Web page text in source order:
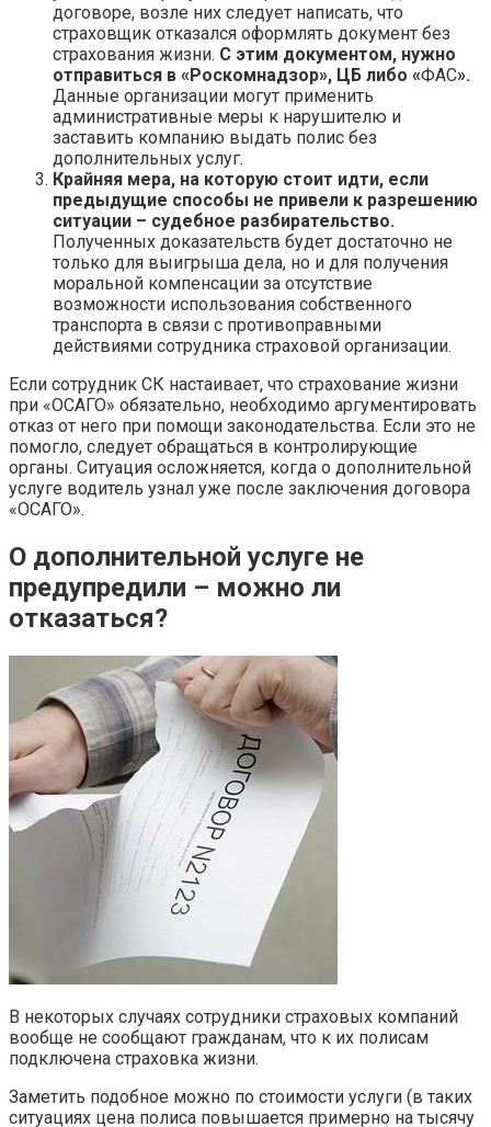
договоре, возле них следует написать, что
страховщик отказался оформлять документ без
страхования жизни. С этим документом, нужно
отправиться в «Роскомнадзор», ЦБ либо «ФАС».
Данные организации могут применить
административные меры к нарушителю и
заставить компанию выдать полис без
дополнительных услуг.
Крайняя мера, на которую стоит идти, если
предыдущие способы не привели к разрешению
ситуации – судебное разбирательство.
Полученных доказательств будет достаточно не
только для выигрыша дела, но и для получения
моральной компенсации за отсутствие
возможности использования собственного
транспорта в связи с противоправными
действиями сотрудника страховой организации.
Если сотрудник СК настаивает, что страхование жизни
при «ОСАГО» обязательно, необходимо аргументировать
отказ от него при помощи законодательства. Если это не
помогло, следует обращаться в контролирующие
органы. Ситуация осложняется, когда о дополнительной
услуге водитель узнал уже после заключения договора
«ОСАГО».
О дополнительной услуге не
предупредили – можно ли
отказаться?
В некоторых случаях сотрудники страховых компаний
вообще не сообщают гражданам, что к их полисам
подключена страховка жизни.
Заметить подобное можно по стоимости услуги (в таких
ситуациях цена полиса повышается примерно на тысячу